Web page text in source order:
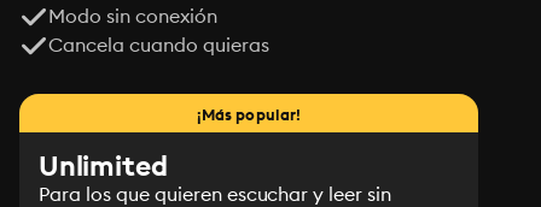
Modo sin conexión
Cancela cuando quieras
¡Más popular!
Unlimited
Para los que quieren escuchar y leer sin